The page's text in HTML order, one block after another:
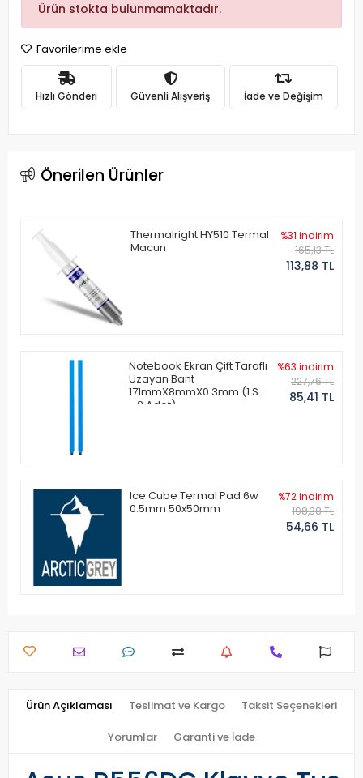
Ürün stokta bulunmamaktadır.
Favorilerime ekle
Hızlı Gönderi Güvenli Alışveriş İade ve Değişim
Önerilen Ürünler
Thermalright HY510 Termal
Macun
%31 indirim
165,13 TL
113,88 TL
Notebook Ekran Çift Taraflı
Uzayan Bant
171mmX8mmX0.3mm (1 Set
- 2 Adet)
%63 indirim
227,76 TL
85,41 TL
Ice Cube Termal Pad 6w
0.5mm 50x50mm
%72 indirim
198,38 TL
54,66 TL
Ürün Açıklaması Teslimat ve Kargo Taksit Seçenekleri
Yorumlar Garanti ve İade